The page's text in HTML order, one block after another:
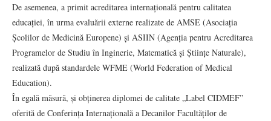
De asemenea, a primit acreditarea internațională pentru calitatea
educației, în urma evaluării externe realizate de AMSE (Asociația
Școlilor de Medicină Europene) și ASIIN (Agenția pentru Acreditarea
Programelor de Studiu în Inginerie, Matematică și Științe Naturale),
realizată după standardele WFME (World Federation of Medical
Education).
În egală măsură, și obținerea diplomei de calitate „Label CIDMEF”
oferită de Conferința Internațională a Decanilor Facultăților de